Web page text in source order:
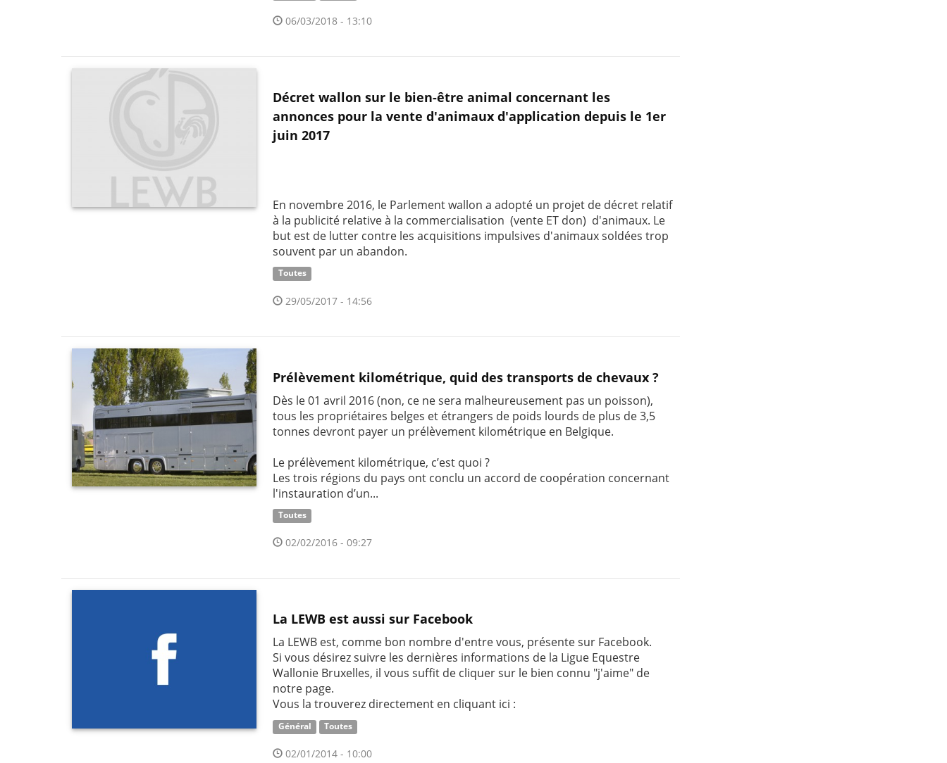
06/03/2018 - 13:10
Décret wallon sur le bien-être animal concernant les
annonces pour la vente d'animaux d'application depuis le 1er
juin 2017
En novembre 2016, le Parlement wallon a adopté un projet de décret relatif
à la publicité relative à la commercialisation (vente ET don) d'animaux. Le
but est de lutter contre les acquisitions impulsives d'animaux soldées trop
souvent par un abandon.
Toutes
29/05/2017 - 14:56
Prélèvement kilométrique, quid des transports de chevaux ?
Dès le 01 avril 2016 (non, ce ne sera malheureusement pas un poisson),
tous les propriétaires belges et étrangers de poids lourds de plus de 3,5
tonnes devront payer un prélèvement kilométrique en Belgique.
Le prélèvement kilométrique, c’est quoi ?
Les trois régions du pays ont conclu un accord de coopération concernant
l'instauration d’un...
Toutes
02/02/2016 - 09:27
La LEWB est aussi sur Facebook
La LEWB est, comme bon nombre d'entre vous, présente sur Facebook.
Si vous désirez suivre les dernières informations de la Ligue Equestre
Wallonie Bruxelles, il vous suffit de cliquer sur le bien connu "j'aime" de
notre page.
Vous la trouverez directement en cliquant ici :
Général Toutes
02/01/2014 - 10:00